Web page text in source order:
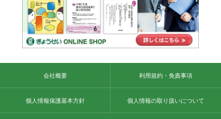
会社概要 利用規約・免責事項
個人情報保護基本方針 個人情報の取り扱いについて